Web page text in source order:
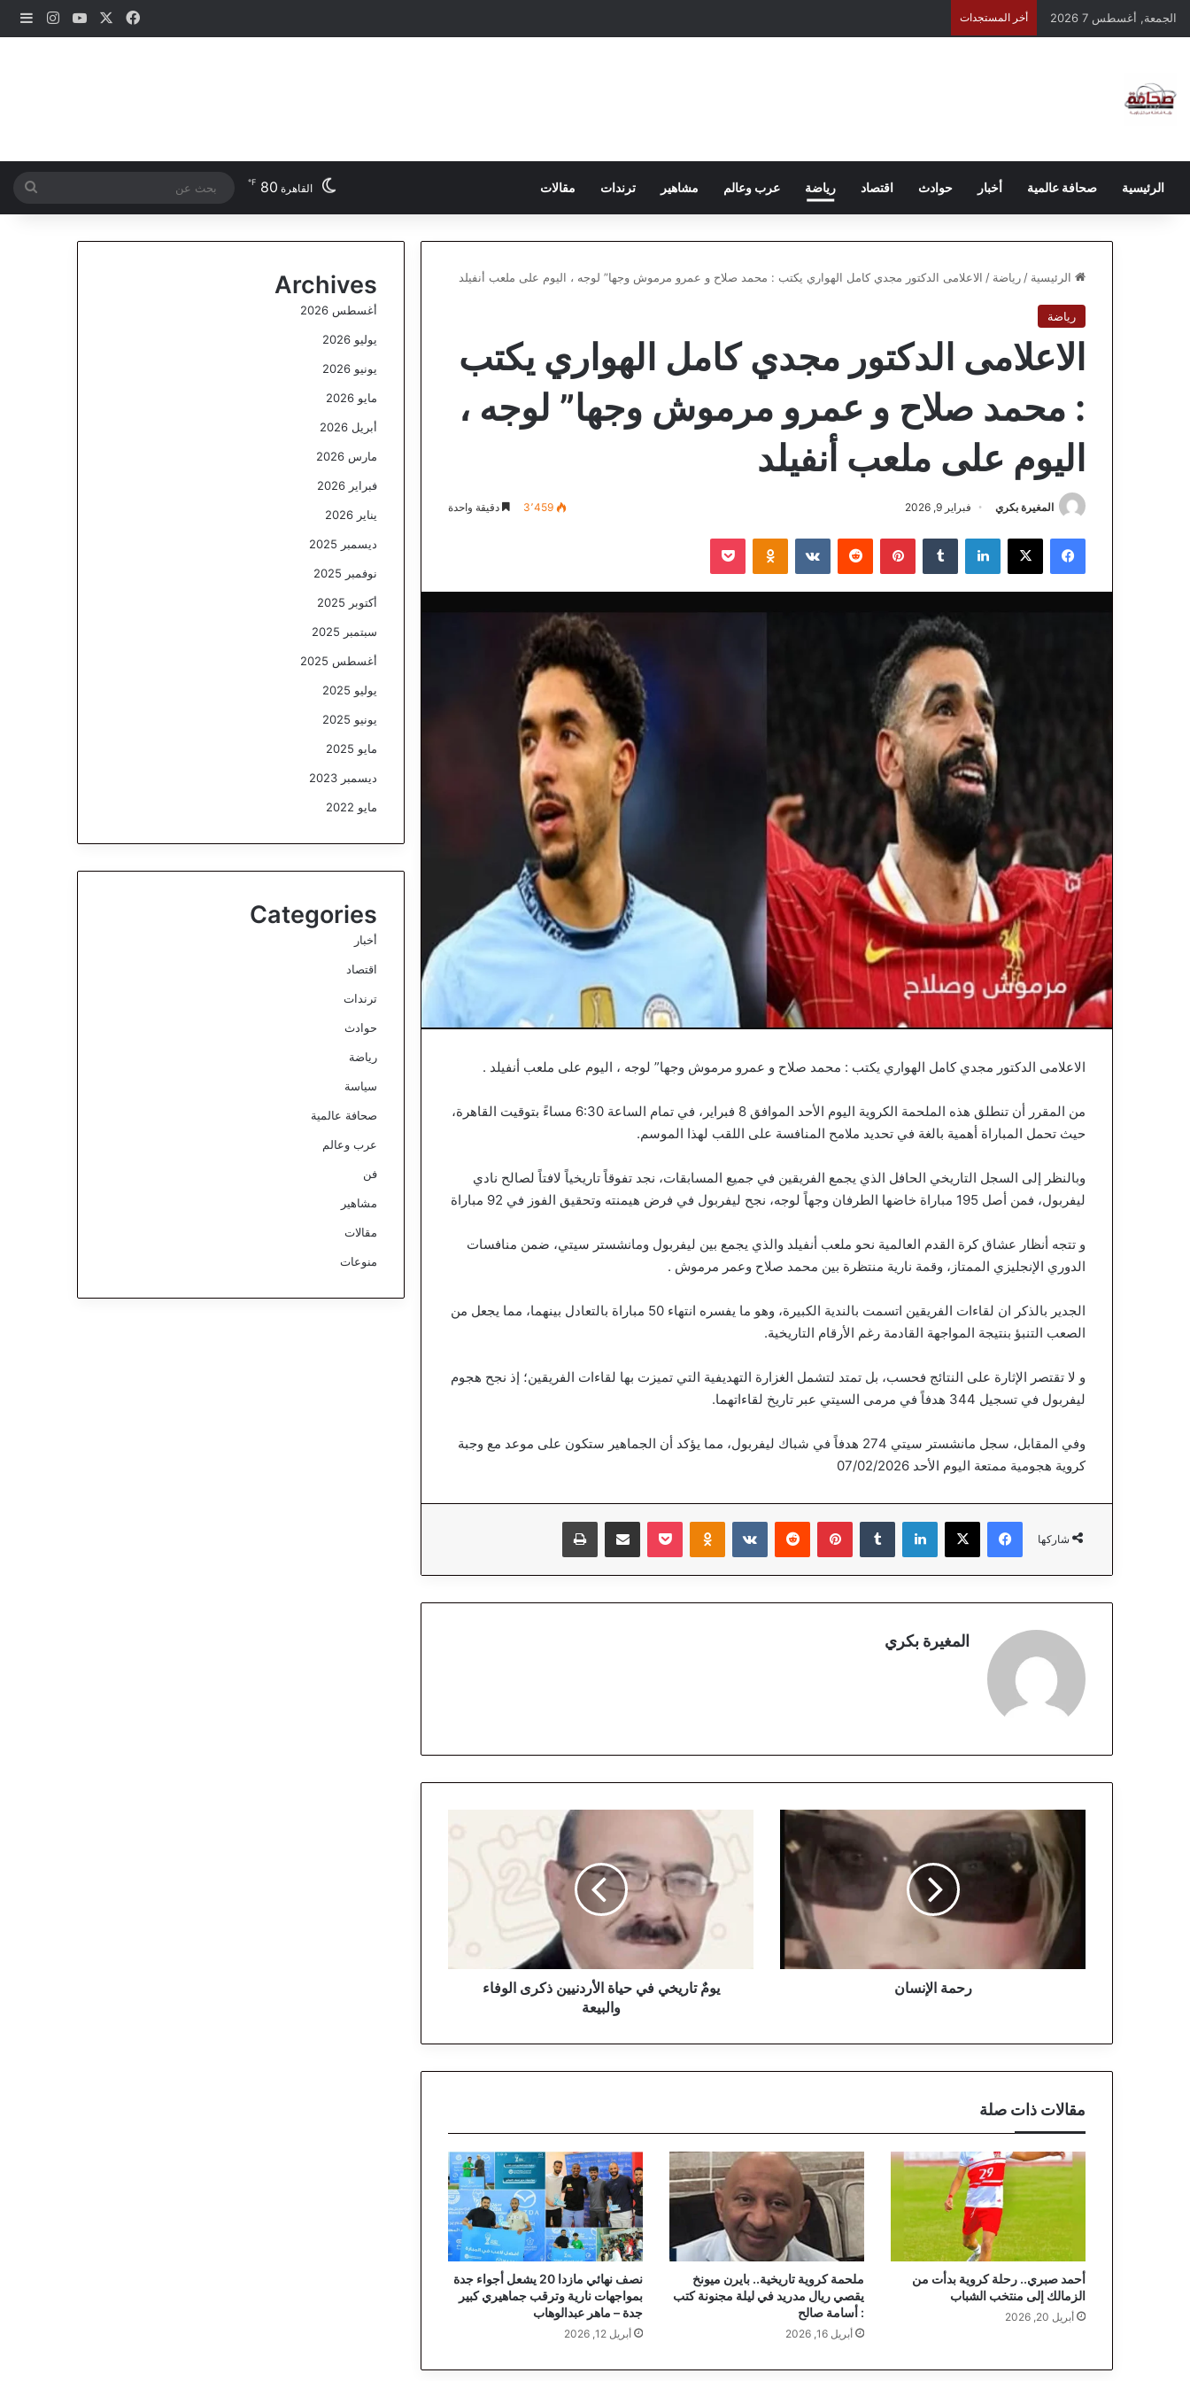
الجمعة, أغسطس 7 2026 أخر المستجدات فيسبوك ‫YouTube
الرئيسية صحافة عالمية أخبار حوادث اقتصاد رياضة عرب وعالم مشاهير ترندات مقالات القاهرة 80
℉
عن
الرئيسية / رياضة / الاعلامى الدكتور مجدي كامل الهواري يكتب : محمد صلاح و عمرو مرموش وجها” لوجه ، اليوم على ملعب أنفيلد
رياضة
الاعلامى الدكتور مجدي كامل الهواري يكتب
: محمد صلاح و عمرو مرموش وجها” لوجه ،
اليوم على ملعب أنفيلد
المغيرة بكري فبراير 9, 2026 3٬459 دقيقة واحدة
فيسبوك لينكدإن بينتيريست
الاعلامى الدكتور مجدي كامل الهواري يكتب : محمد صلاح و عمرو مرموش وجها” لوجه ، اليوم على ملعب أنفيلد .
من المقرر أن تنطلق هذه الملحمة الكروية اليوم الأحد الموافق 8 فبراير، في تمام الساعة 6:30 مساءً بتوقيت القاهرة،
حيث تحمل المباراة أهمية بالغة في تحديد ملامح المنافسة على اللقب لهذا الموسم.
وبالنظر إلى السجل التاريخي الحافل الذي يجمع الفريقين في جميع المسابقات، نجد تفوقاً تاريخياً لافتاً لصالح نادي
ليفربول، فمن أصل 195 مباراة خاضها الطرفان وجهاً لوجه، نجح ليفربول في فرض هيمنته وتحقيق الفوز في 92 مباراة
و تتجه أنظار عشاق كرة القدم العالمية نحو ملعب أنفيلد والذي يجمع بين ليفربول ومانشستر سيتي، ضمن منافسات
الدوري الإنجليزي الممتاز، وقمة نارية منتظرة بين محمد صلاح وعمر مرموش .
الجدير بالذكر ان لقاءات الفريقين اتسمت بالندية الكبيرة، وهو ما يفسره انتهاء 50 مباراة بالتعادل بينهما، مما يجعل من
الصعب التنبؤ بنتيجة المواجهة القادمة رغم الأرقام التاريخية.
و لا تقتصر الإثارة على النتائج فحسب، بل تمتد لتشمل الغزارة التهديفية التي تميزت بها لقاءات الفريقين؛ إذ نجح هجوم
ليفربول في تسجيل 344 هدفاً في مرمى السيتي عبر تاريخ لقاءاتهما.
وفي المقابل، سجل مانشستر سيتي 274 هدفاً في شباك ليفربول، مما يؤكد أن الجماهير ستكون على موعد مع وجبة
كروية هجومية ممتعة اليوم الأحد 07/02/2026
شاركها
فيسبوك لينكدإن بينتيريست
المغيرة بكري
س
رحمة الإنسان
ر
ي
ي
أ
ر
د
ن
ي
ي
ن
ذ
ك
ر
يومٌ تاريخي في حياة الأردنيين ذكرى الوفاء
والبيعة
مقالات ذات صلة
أحمد صبري.. رحلة كروية بدأت من
الزمالك إلى منتخب الشباب
أبريل 20, 2026
ملحمة كروية تاريخية.. بايرن ميونخ
يقصي ريال مدريد في ليلة مجنونة كتب
: أسامة صالح
أبريل 16, 2026
نصف نهائي مازدا 20 يشعل أجواء جدة
بمواجهات نارية وترقب جماهيري كبير
جدة – ماهر عبدالوهاب
أبريل 12, 2026
Archives
أغسطس 2026
يوليو 2026
يونيو 2026
مايو 2026
أبريل 2026
مارس 2026
فبراير 2026
يناير 2026
ديسمبر 2025
نوفمبر 2025
أكتوبر 2025
سبتمبر 2025
أغسطس 2025
يوليو 2025
يونيو 2025
مايو 2025
ديسمبر 2023
مايو 2022
Categories
أخبار
اقتصاد
ترندات
حوادث
رياضة
سياسة
صحافة عالمية
عرب وعالم
فن
مشاهير
مقالات
منوعات